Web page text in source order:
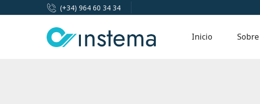
(+34) 964 60 34 34
Inicio